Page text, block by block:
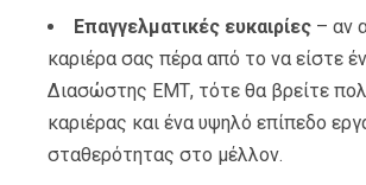
Επαγγελματικές ευκαιρίες – αν
καριέρα σας πέρα από το να είστε
Διασώστης ΕΜΤ, τότε θα βρείτε
καριέρας και ένα υψηλό επίπεδο
σταθερότητας στο μέλλον.